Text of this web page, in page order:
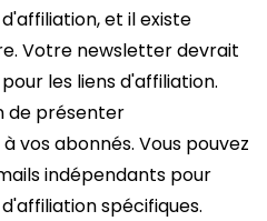
et il existe
Votre newsletter devrait
les liens d'affiliation.
de présenter
vos abonnés. Vous pouvez
indépendants pour
spécifiques.